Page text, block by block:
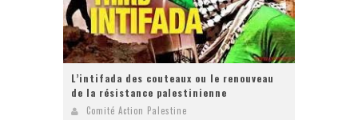
L’intifada des couteaux ou le renouveau
de la résistance palestinienne
Comité Action Palestine